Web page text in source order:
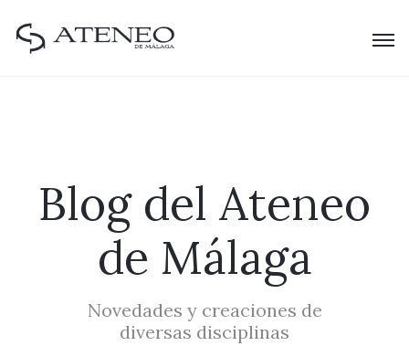
Blog del Ateneo
de Málaga
Novedades y creaciones de
diversas disciplinas